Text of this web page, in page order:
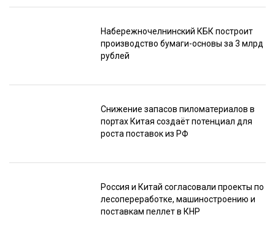
Набережночелнинский КБК построит
производство бумаги-основы за 3 млрд
рублей
Снижение запасов пиломатериалов в
портах Китая создаёт потенциал для
роста поставок из РФ
Россия и Китай согласовали проекты по
лесопереработке, машиностроению и
поставкам пеллет в КНР